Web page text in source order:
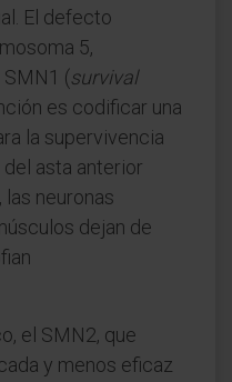
El defecto
5,
(survival
es codificar una
la supervivencia
asta anterior
las neuronas
dejan de
el SMN2, que
y menos eficaz